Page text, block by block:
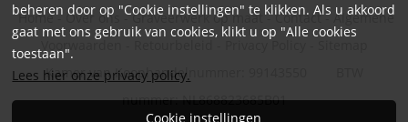
Home- Over ons -Graveerwerk op maat -Contact- Algemene
Voorwaarden
Privacy Policy
Kamer van Koophandelnummer: 99143550 BTW
nummer: NL868823685B01
beheren door op "Cookie instellingen" te klikken. Als u akkoord
gaat met ons gebruik van cookies, klikt u op "Alle cookies
toestaan".
Lees hier onze privacy policy.
Cookie instellingen